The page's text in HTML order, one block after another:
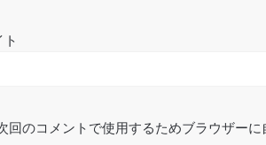
回のコメントで使用するためブラウザー